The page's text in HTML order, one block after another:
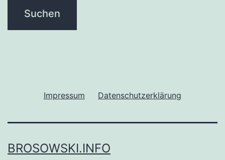
Impressum Datenschutzerklärung
BROSOWSKI.INFO